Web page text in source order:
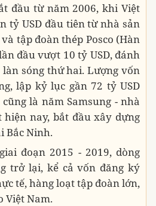
đầu từ năm 2006, khi Việt
tỷ USD đầu tiên từ nhà sản
tập đoàn thép Posco (Hàn
đầu vượt 10 tỷ USD, đánh
làn sóng thứ hai. Lượng vốn
lập kỷ lục gần 72 tỷ USD
là năm Samsung - nhà
nay, bắt đầu xây dựng
Bắc Ninh.
đoạn 2015 - 2019, dòng
trở lại, kể cả vốn đăng ký
tế, hàng loạt tập đoàn lớn,
Việt Nam.